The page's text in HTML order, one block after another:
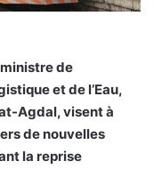
de
et de l’Eau,
Agdal, visent à
de nouvelles
la reprise